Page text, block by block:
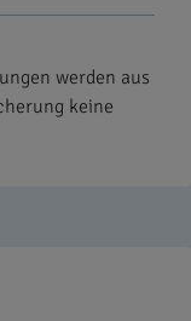
werden aus
keine